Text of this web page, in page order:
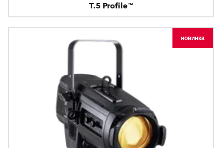
T.5 Profile™
новинка